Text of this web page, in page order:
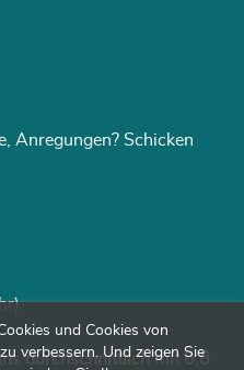
Anregungen? Schicken
durchschnittlich mit 8,8
und Cookies von
verbessern. Und zeigen Sie